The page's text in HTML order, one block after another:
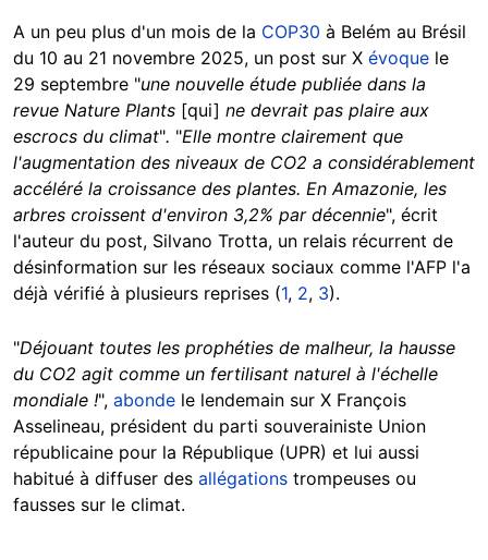
A un peu plus d'un mois de la COP30 à Belém au Brésil
du 10 au 21 novembre 2025, un post sur X évoque le
29 septembre "une nouvelle étude publiée dans la
revue Nature Plants [qui] ne devrait pas plaire aux
escrocs du climat". "Elle montre clairement que
l'augmentation des niveaux de CO2 a considérablement
accéléré la croissance des plantes. En Amazonie, les
arbres croissent d'environ 3,2% par décennie", écrit
l'auteur du post, Silvano Trotta, un relais récurrent de
désinformation sur les réseaux sociaux comme l'AFP l'a
déjà vérifié à plusieurs reprises (1, 2, 3).
"Déjouant toutes les prophéties de malheur, la hausse
du CO2 agit comme un fertilisant naturel à l'échelle
mondiale !", abonde le lendemain sur X François
Asselineau, président du parti souverainiste Union
républicaine pour la République (UPR) et lui aussi
habitué à diffuser des allégations trompeuses ou
fausses sur le climat.